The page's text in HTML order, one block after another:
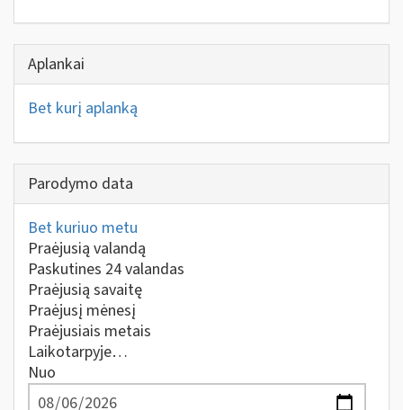
Aplankai
Bet kurį aplanką
Parodymo data
Bet kuriuo metu
Praėjusią valandą
Paskutines 24 valandas
Praėjusią savaitę
Praėjusį mėnesį
Praėjusiais metais
Laikotarpyje…
Nuo